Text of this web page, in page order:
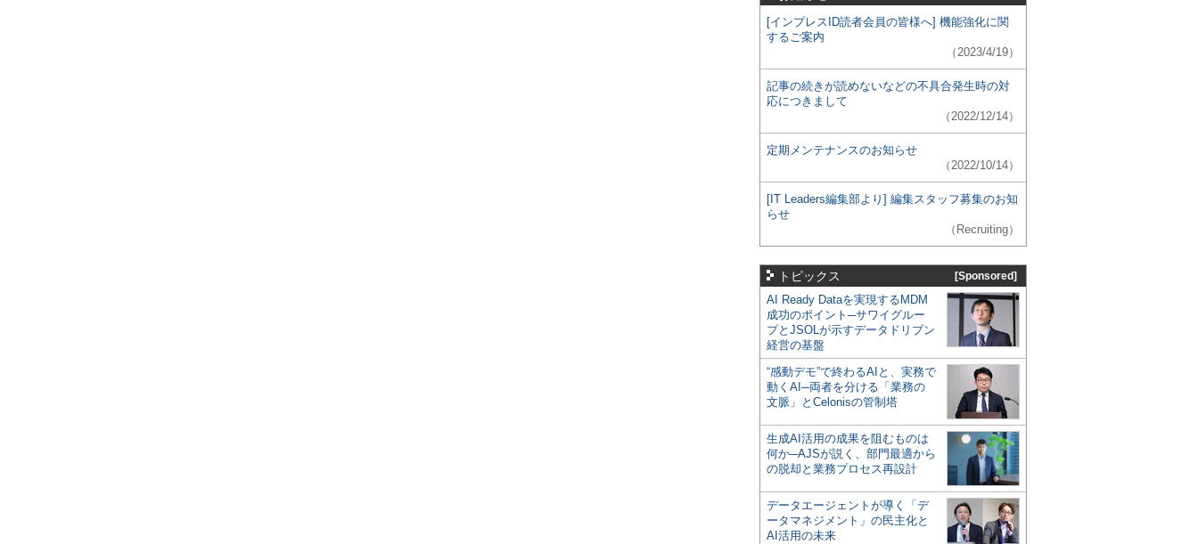
[インプレスID読者会員の皆様へ] 機能強化に関
するご案内
（2023/4/19）
記事の続きが読めないなどの不具合発生時の対
応につきまして
（2022/12/14）
定期メンテナンスのお知らせ
（2022/10/14）
[IT Leaders編集部より] 編集スタッフ募集のお知
らせ
（Recruiting）
トピックス [Sponsored]
AI Ready Dataを実現するMDM
成功のポイント─サワイグルー
プとJSOLが示すデータドリブン
経営の基盤
“感動デモ”で終わるAIと、実務で
動くAI─両者を分ける「業務の
文脈」とCelonisの管制塔
生成AI活用の成果を阻むものは
何か─AJSが説く、部門最適から
の脱却と業務プロセス再設計
データエージェントが導く「デ
ータマネジメント」の民主化と
AI活用の未来